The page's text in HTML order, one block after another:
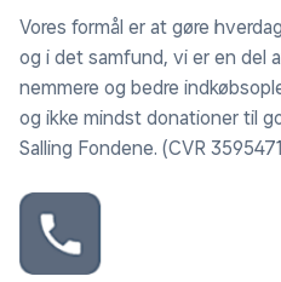
Vores formål er at gøre
og i det samfund, vi er en del
nemmere og bedre
og ikke mindst donationer til
Salling Fondene. (CVR